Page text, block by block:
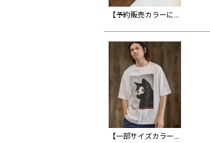
【予約販売カラーにより納期異なる】【felkod(フィルコッド)】Barcode Embroidery Bucket Hat バケットハット(F26S350)
【一部サイズカラー予約販売8月上旬～中旬入荷】【CAMBIO(カンビオ)】ビッグシルエットプリントT（Certified Trouble） Tシャツ(CASD-168)